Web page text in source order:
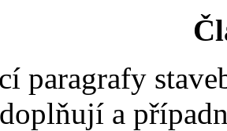
paragrafy
a